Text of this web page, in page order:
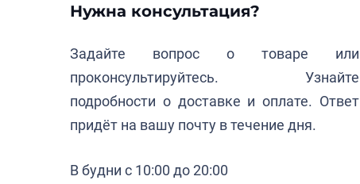
Нужна консультация?
Задайте вопрос о товаре или
проконсультируйтесь. Узнайте
подробности о доставке и оплате. Ответ
придёт на вашу почту в течение дня.
В будни с 10:00 до 20:00